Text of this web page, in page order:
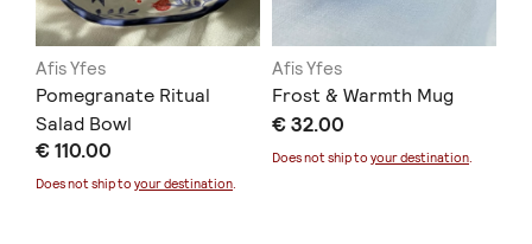
Afis Yfes
Pomegranate Ritual
Salad Bowl
€ 110.00
Does not ship to your destination.
Afis Yfes
Frost & Warmth Mug
€ 32.00
Does not ship to your destination.